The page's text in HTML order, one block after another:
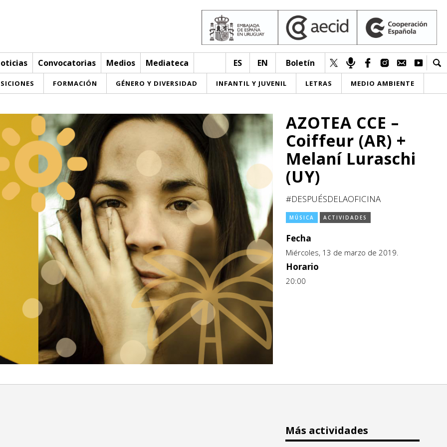
Convocatorias Medios Mediateca ES EN Boletín
FORMACIÓN GÉNERO Y DIVERSIDAD INFANTIL Y JUVENIL LETRAS MEDIO AMBIENTE
AZOTEA CCE –
Coiffeur (AR) +
Melaní Luraschi
(UY)
#DESPUÉSDELAOFICINA
MÚSICA ACTIVIDADES
Fecha
Miércoles, 13 de marzo de 2019.
Horario
20:00
Más actividades